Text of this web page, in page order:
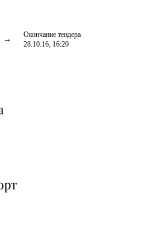
Окончание тендера
28.10.16, 16:20